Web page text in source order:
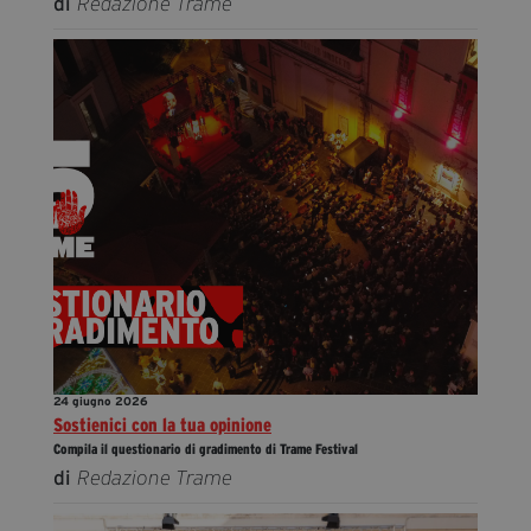
24 giugno 2026
Sostienici con la tua opinione
Compila il questionario di gradimento di Trame Festival
di Redazione Trame